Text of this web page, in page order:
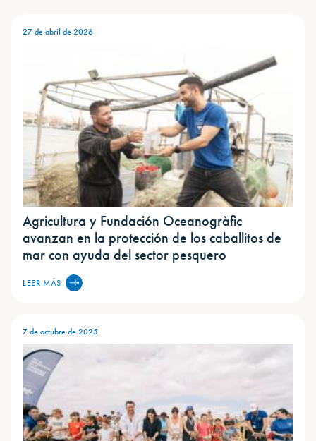
27 de abril de 2026
Agricultura y Fundación Oceanogràfic
avanzan en la protección de los caballitos de
mar con ayuda del sector pesquero
LEER MÁS
7 de octubre de 2025